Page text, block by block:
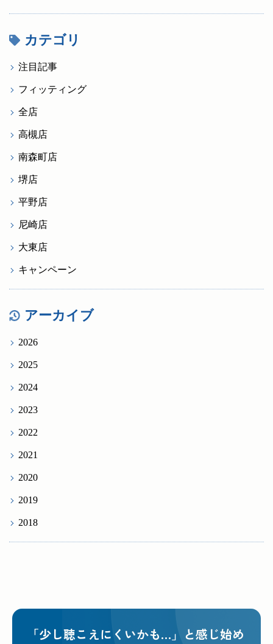
カテゴリ
注目記事
フィッティング
全店
高槻店
南森町店
堺店
平野店
尼崎店
大東店
キャンペーン
アーカイブ
2026
2025
2024
2023
2022
2021
2020
2019
2018
「少し聴こえにくいかも…」と感じ始め